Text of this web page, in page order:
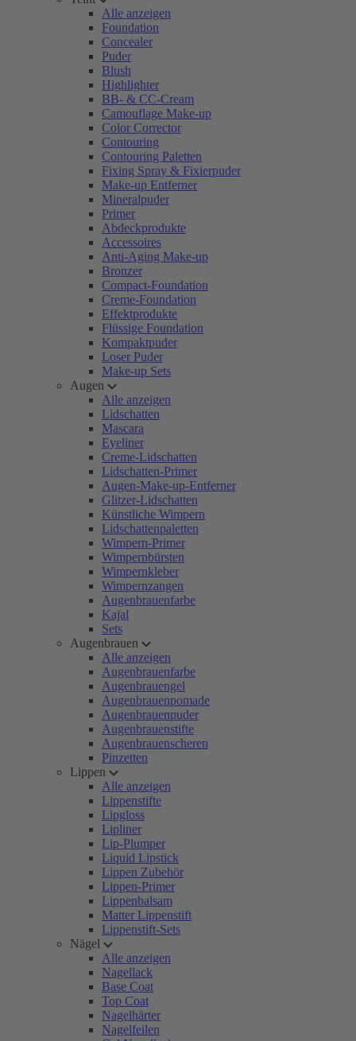
Alle anzeigen
Foundation
Concealer
Puder
Blush
Highlighter
BB- & CC-Cream
Camouflage Make-up
Color Corrector
Contouring
Contouring Paletten
Fixing Spray & Fixierpuder
Make-up Entferner
Mineralpuder
Primer
Abdeckprodukte
Accessoires
Anti-Aging Make-up
Bronzer
Compact-Foundation
Creme-Foundation
Effektprodukte
Flüssige Foundation
Kompaktpuder
Loser Puder
Make-up Sets
Augen
Alle anzeigen
Lidschatten
Mascara
Eyeliner
Creme-Lidschatten
Lidschatten-Primer
Augen-Make-up-Entferner
Glitzer-Lidschatten
Künstliche Wimpern
Lidschattenpaletten
Wimpern-Primer
Wimpernbürsten
Wimpernkleber
Wimpernzangen
Augenbrauenfarbe
Kajal
Sets
Augenbrauen
Alle anzeigen
Augenbrauenfarbe
Augenbrauengel
Augenbrauenpomade
Augenbrauenpuder
Augenbrauenstifte
Augenbrauenscheren
Pinzetten
Lippen
Alle anzeigen
Lippenstifte
Lipgloss
Lipliner
Lip-Plumper
Liquid Lipstick
Lippen Zubehör
Lippen-Primer
Lippenbalsam
Matter Lippenstift
Lippenstift-Sets
Nägel
Alle anzeigen
Nagellack
Base Coat
Top Coat
Nagelhärter
Nagelfeilen